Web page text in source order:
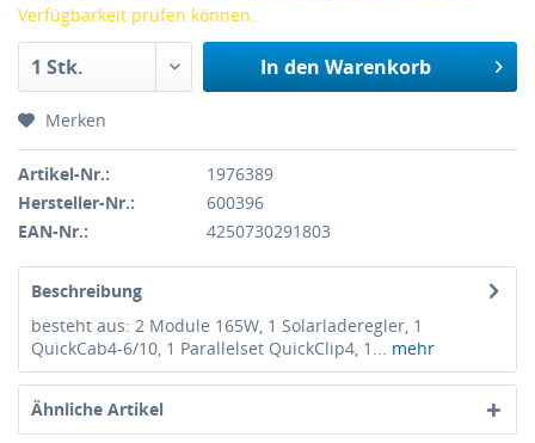
Verfügbarkeit prüfen können.
In den Warenkorb
Merken
Artikel-Nr.:
1976389
Hersteller-Nr.:
600396
EAN-Nr.:
4250730291803
Beschreibung
besteht aus: 2 Module 165W, 1 Solarladeregler, 1
QuickCab4-6/10, 1 Parallelset QuickClip4, 1... mehr
Ähnliche Artikel